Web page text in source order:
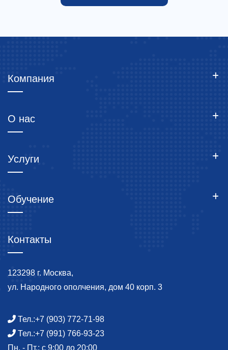
Компания
О нас
Услуги
Обучение
Контакты
123298 г. Москва,
ул. Народного ополчения, дом 40 корп. 3
Тел.:+7 (903) 772-71-98
Тел.:+7 (991) 766-93-23
Пн. - Пт.: с 9:00 до 20:00